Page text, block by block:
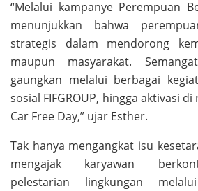
“Melalui kampanye Perempuan
menunjukkan bahwa
strategis dalam mendorong
maupun masyarakat.
gaungkan melalui berbagai
sosial FIFGROUP, hingga aktivasi
Car Free Day,” ujar Esther.
Tak hanya mengangkat isu
mengajak karyawan
pelestarian lingkungan